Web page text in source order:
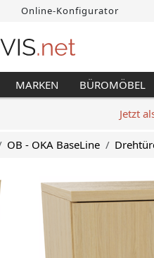
Online-Konfigurator
MARKEN BÜROMÖBEL
Jetzt
OB - OKA BaseLine